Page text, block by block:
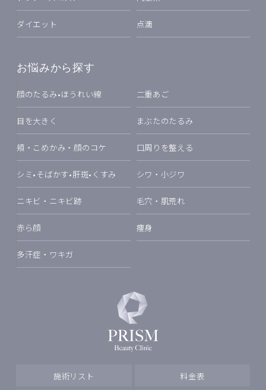
ダイエット 点滴
お悩みから探す
顔のたるみ•ほうれい線 二重あご
目を大きく まぶたのたるみ
頬・こめかみ・顔のコケ 口周りを整える
シミ•そばかす•肝斑•くすみ シワ・小ジワ
ニキビ・ニキビ跡 毛穴・肌荒れ
赤ら顔 痩身
多汗症・ワキガ
施術リスト 料金表